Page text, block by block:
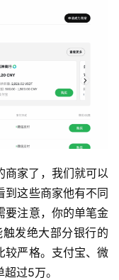
商家了，我们就可以
到这些商家他有不同
要注意，你的单笔金
发绝大部分银行的
较严格。支付宝、微
过5万。